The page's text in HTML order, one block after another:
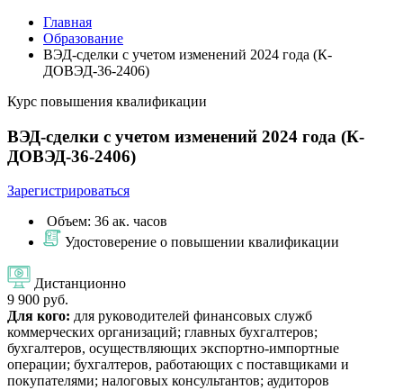
Главная
Образование
ВЭД-сделки с учетом изменений 2024 года (К-
ДОВЭД-36-2406)
Курс повышения квалификации
ВЭД-сделки с учетом изменений 2024 года (К-
ДОВЭД-36-2406)
Зарегистрироваться
Объем: 36 ак. часов
Удостоверение о повышении квалификации
Дистанционно
9 900 руб.
Для кого: для руководителей финансовых служб
коммерческих организаций; главных бухгалтеров;
бухгалтеров, осуществляющих экспортно-импортные
операции; бухгалтеров, работающих с поставщиками и
покупателями; налоговых консультантов; аудиторов